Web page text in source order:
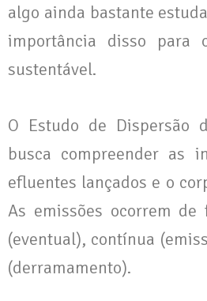
algo ainda bastante
importância disso para
sustentável.
O Estudo de Dispersão
busca compreender as
efluentes lançados e o
As emissões ocorrem de
(eventual), contínua
(derramamento).